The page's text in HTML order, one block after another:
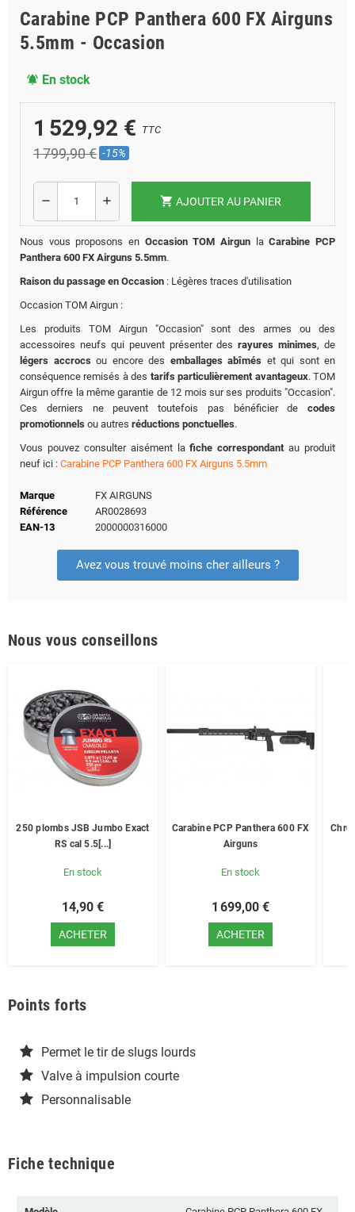
Carabine PCP Panthera 600 FX Airguns
5.5mm - Occasion
notifications_active En stock
1 529,92 € TTC
1 799,90 € -15%
remove add shopping_cart AJOUTER AU PANIER
Nous vous proposons en Occasion TOM Airgun laCarabine PCP
Panthera 600 FX Airguns 5.5mm.
Raison du passage en Occasion : Légères traces d'utilisation
Occasion TOM Airgun :
Les produits TOM Airgun "Occasion" sont des armes ou des
accessoires neufs qui peuvent présenter desrayures minimes, de
légers accrocsou encore des emballages abîmés et qui sont en
conséquence remisés à des tarifs particulièrement avantageux. TOM
Airgun offre la même garantie de 12 mois sur ses produits "Occasion".
Ces derniers ne peuvent toutefois pas bénéficier de codes
promotionnels ou autres réductions ponctuelles.
Vous pouvez consulter aisément lafiche correspondant au produit
neuf ici : Carabine PCP Panthera 600 FX Airguns 5.5mm
Marque
FX AIRGUNS
Référence
AR0028693
EAN-13
2000000316000
Avez vous trouvé moins cher ailleurs ?
Nous vous conseillons
250 plombs JSB Jumbo Exact
RS cal 5.5[...]
En stock
14,90 €
ACHETER
Carabine PCP Panthera 600 FX
Airguns
En stock
1 699,00 €
ACHETER
Points forts
Permet le tir de slugs lourds
Valve à impulsion courte
Personnalisable
Fiche technique